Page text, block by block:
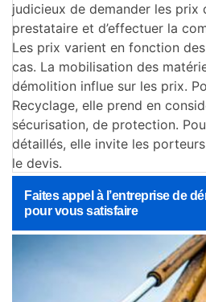
judicieux de demander les prix
prestataire et d’effectuer la
Les prix varient en fonction
cas. La mobilisation des
démolition influe sur les prix.
Recyclage, elle prend en
sécurisation, de protection.
détaillés, elle invite les
le devis.
Faites appel à l’entreprise de
pour vous satisfaire